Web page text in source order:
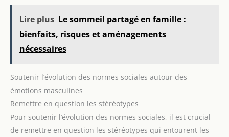
Lire plus Le sommeil partagé en famille :
bienfaits, risques et aménagements
nécessaires
Soutenir l’évolution des normes sociales autour des
émotions masculines
Remettre en question les stéréotypes
Pour soutenir l’évolution des normes sociales, il est crucial
de remettre en question les stéréotypes qui entourent les